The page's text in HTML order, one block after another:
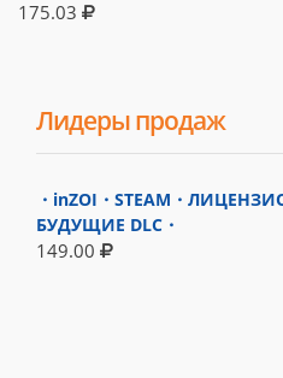
175.03
Лидеры продаж
・inZOI・STEAM・
БУДУЩИЕ DLC・
149.00